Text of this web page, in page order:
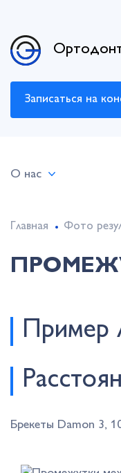
Записаться на
О нас
Главная Фото
Пример
Брекеты Damon 3,